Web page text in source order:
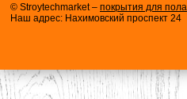
© Stroytechmarket – покрытия для пола
Наш адрес: Нахимовский проспект 24